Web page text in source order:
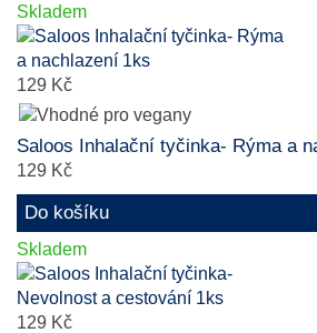
Skladem
129 Kč
Saloos Inhalační tyčinka- Rýma a
129 Kč
Do košíku
Skladem
129 Kč